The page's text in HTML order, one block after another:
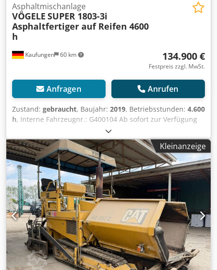
Kaufungen 60 km
Asphaltmischanlage
VÖGELE SUPER 1803-3i
Asphaltfertiger auf Reifen 4600
h
134.900 €
Festpreis zzgl. MwSt.
Anfragen Anrufen
Zustand: gebraucht, Baujahr: 2019, Betriebsstunden: 4.600
h, Interne Fahrzeugnr.: G400104 Ab sofort zur Verfügung
auf unserem Hof in Kaufungen Mehr INFO unter: * Golec
Nutzfahrzeuge GmbH (Deutsch, English, Bulgarisch,
Russisch) * Viktoria Sologubova (Polnisch, Russisch,
Ukrainisch, English) Crjdpfxeyxa Ras Amyof Einbaubohlen
AB 500-3 Von 2,55 bis 5,00 m stufenlos ausfahrbar Mit
Verbreiterungsteilen auf bis zu 8 m erweiterbar
Finanzierungsbeispiel: * Interne Nummer: Aswalt *
Kaufpreis: 134.900,00 ¤ * Anzahlung:
10% * Laufzeit: 60 * Monatliche Rate: 2.095,02 ¤
Restwert: 25.380,00 ¤ Wenn das Angebot
Ihnen zusagt oder dieses nach Ihren Bedürfnissen
anpassen wollen, kontaktieren Sie uns unter Hr. Enchev).
Wir freuen uns auf Ihren Anruf Irrtümer vorbehalten
Gerne nehmen wir Ihr gebrauchtes Fahrzeug in Zahlung.
Kleinanzeige